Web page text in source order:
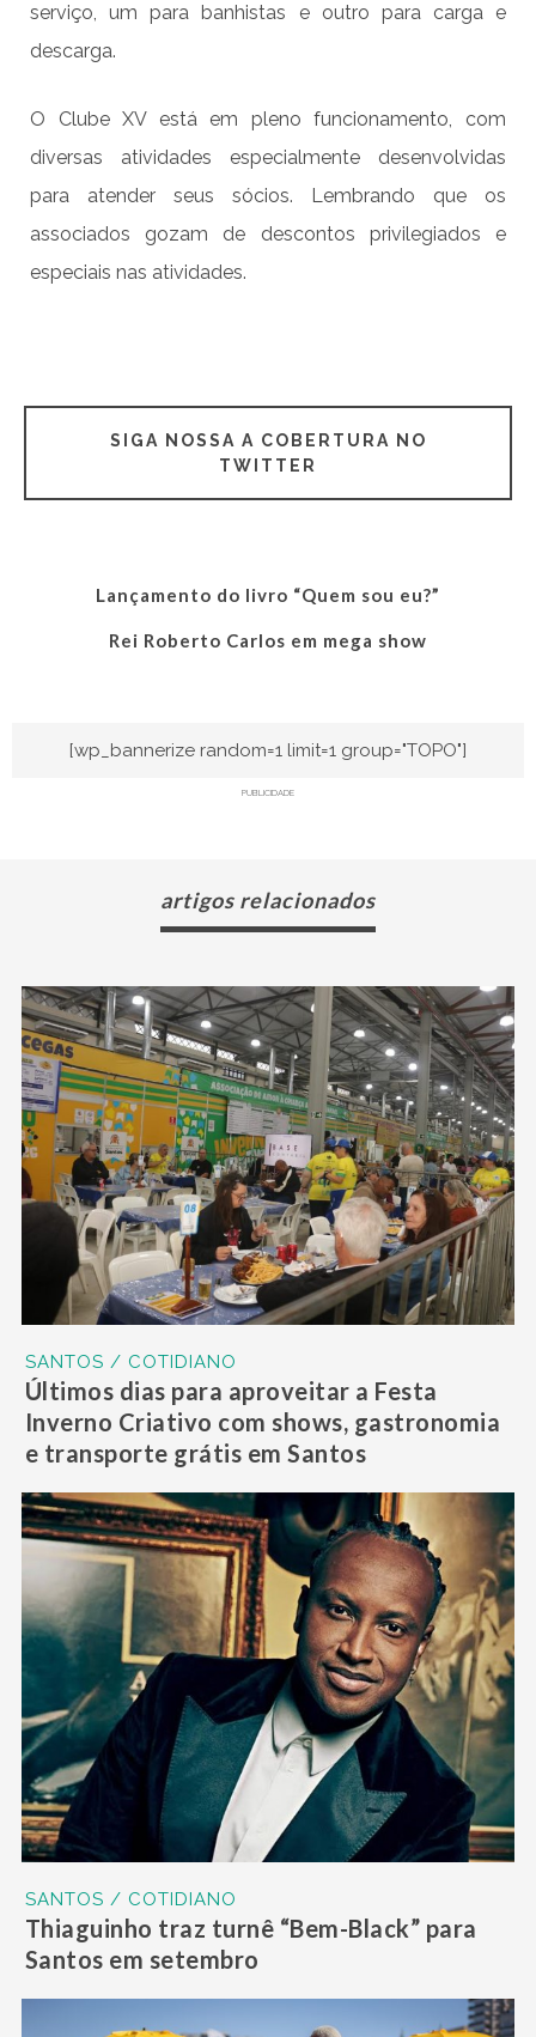
serviço, um para banhistas e outro para carga e
descarga.
O Clube XV está em pleno funcionamento, com
diversas atividades especialmente desenvolvidas
para atender seus sócios. Lembrando que os
associados gozam de descontos privilegiados e
especiais nas atividades.
SIGA NOSSA A COBERTURA NO
TWITTER
Lançamento do livro “Quem sou eu?”
Rei Roberto Carlos em mega show
[wp_bannerize random=1 limit=1 group="TOPO"]
PUBLICIDADE
artigos relacionados
SANTOS / COTIDIANO
Últimos dias para aproveitar a Festa
Inverno Criativo com shows, gastronomia
e transporte grátis em Santos
SANTOS / COTIDIANO
Thiaguinho traz turnê “Bem-Black” para
Santos em setembro